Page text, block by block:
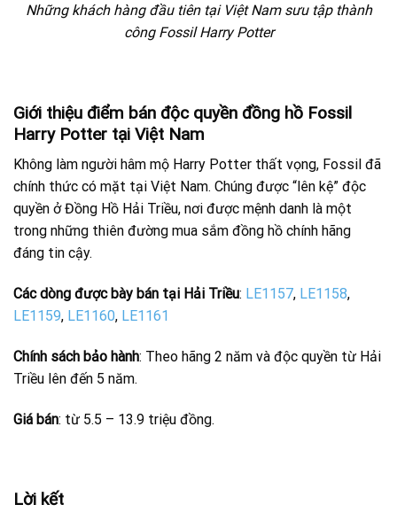
Những khách hàng đầu tiên tại Việt Nam sưu tập thành
công Fossil Harry Potter
Giới thiệu điểm bán độc quyền đồng hồ Fossil
Harry Potter tại Việt Nam
Không làm người hâm mộ Harry Potter thất vọng, Fossil đã
chính thức có mặt tại Việt Nam. Chúng được “lên kệ” độc
quyền ở Đồng Hồ Hải Triều, nơi được mệnh danh là một
trong những thiên đường mua sắm đồng hồ chính hãng
đáng tin cậy.
Các dòng được bày bán tại Hải Triều: LE1157, LE1158,
LE1159, LE1160, LE1161
Chính sách bảo hành: Theo hãng 2 năm và độc quyền từ Hải
Triều lên đến 5 năm.
Giá bán: từ 5.5 – 13.9 triệu đồng.
Lời kết